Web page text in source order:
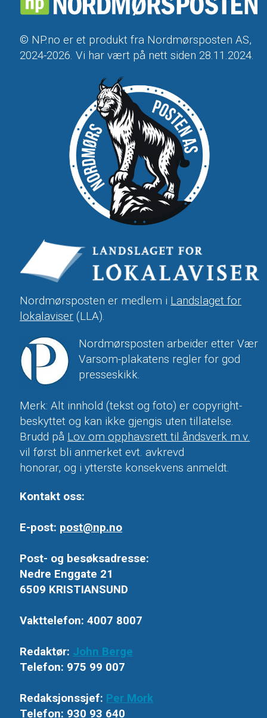
© NP.no er et produkt fra Nordmørsposten AS,
2024-2026. Vi har vært på nett siden 28.11.2024.
Nordmørsposten er medlem i Landslaget for
lokalaviser (LLA).
Nordmørsposten arbeider etter Vær
Varsom-plakatens regler for god
presseskikk.
Merk: Alt innhold (tekst og foto) er copyright-
beskyttet og kan ikke gjengis uten tillatelse.
Brudd på Lov om opphavsrett til åndsverk m.v.
vil først bli anmerket evt. avkrevd
honorar, og i ytterste konsekvens anmeldt.
Kontakt oss:
E-post: post@np.no
Post- og besøksadresse:
Nedre Enggate 21
6509 KRISTIANSUND
Vakttelefon: 4007 8007
Redaktør: John Berge
Telefon: 975 99 007
Redaksjonssjef: Per Mork
Telefon: 930 93 640